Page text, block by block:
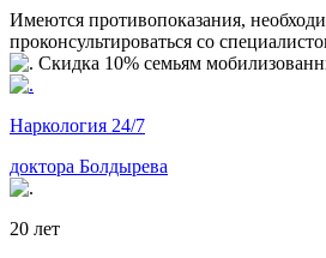
Имеются противопоказания,
проконсультироваться со
Скидка 10% семьям
Наркология 24/7
доктора Болдырева
20 лет